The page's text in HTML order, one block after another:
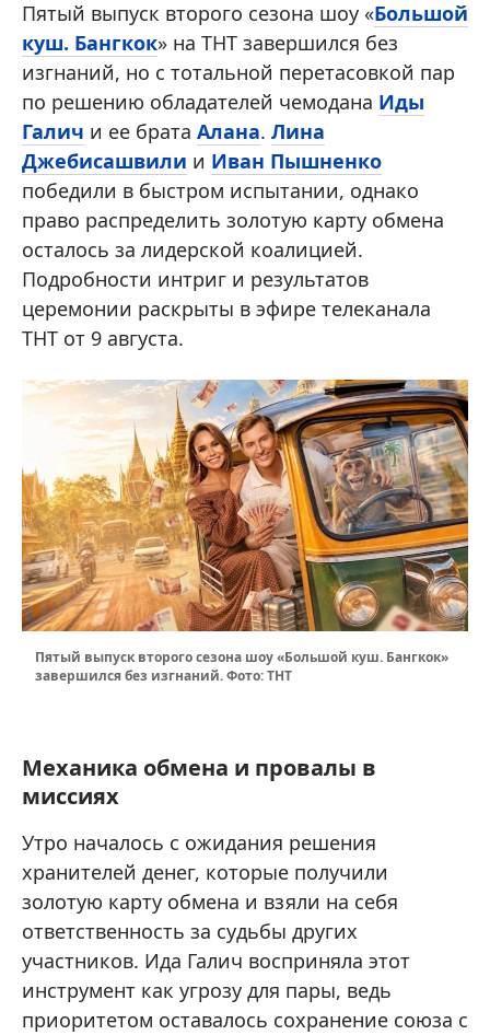
Пятый выпуск второго сезона шоу «Большой
куш. Бангкок» на ТНТ завершился без
изгнаний, но с тотальной перетасовкой пар
по решению обладателей чемодана Иды
Галич и ее брата Алана. Лина
Джебисашвили и Иван Пышненко
победили в быстром испытании, однако
право распределить золотую карту обмена
осталось за лидерской коалицией.
Подробности интриг и результатов
церемонии раскрыты в эфире телеканала
ТНТ от 9 августа.
Пятый выпуск второго сезона шоу «Большой куш. Бангкок»
завершился без изгнаний. Фото: ТНТ
Механика обмена и провалы в
миссиях
Утро началось с ожидания решения
хранителей денег, которые получили
золотую карту обмена и взяли на себя
ответственность за судьбы других
участников. Ида Галич восприняла этот
инструмент как угрозу для пары, ведь
приоритетом оставалось сохранение союза с